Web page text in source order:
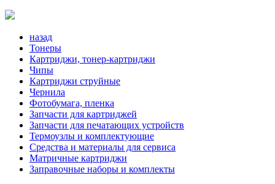
назад
Тонеры
Картриджи, тонер-картриджи
Чипы
Картриджи струйные
Чернила
Фотобумага, пленка
Запчасти для картриджей
Запчасти для печатающих устройств
Термоузлы и комплектующие
Средства и материалы для сервиса
Матричные картриджи
Заправочные наборы и комплекты